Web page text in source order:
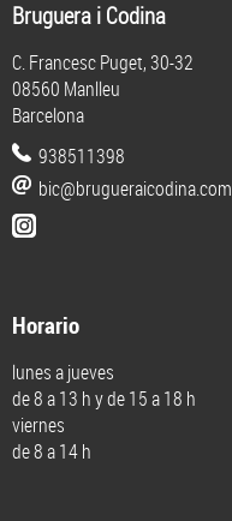
Bruguera i Codina
C. Francesc Puget, 30-32
08560 Manlleu
Barcelona
938511398
bic@brugueraicodina.com
Horario
lunes a jueves
de 8 a 13 h y de 15 a 18 h
viernes
de 8 a 14 h